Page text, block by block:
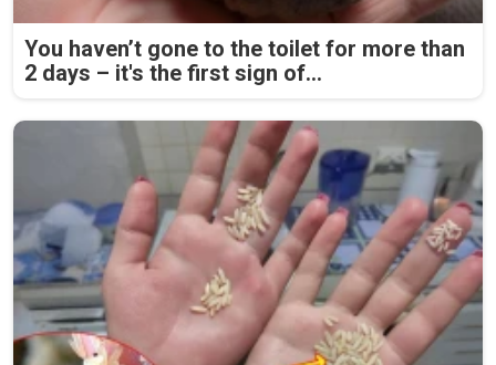
You haven’t gone to the toilet for more than
2 days – it's the first sign of...